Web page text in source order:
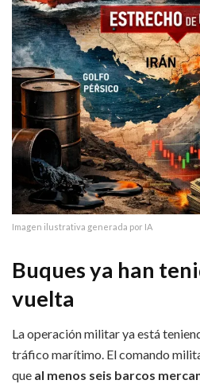
Imagen ilustrativa generada por IA
Buques ya han
vuelta
La operación militar ya está
tráfico marítimo. El comando
que al menos seis barcos